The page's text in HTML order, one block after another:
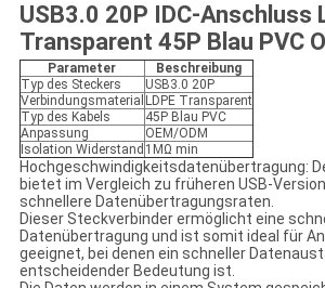
USB3.0 20P IDC-Anschluss
Transparent 45P Blau PVC
Parameter
Beschreibung
Typ des Steckers
USB3.0 20P
Verbindungsmaterial LDPE Transparent
Typ des Kabels
45P Blau PVC
Anpassung
OEM/ODM
Isolation Widerstand 1MΩ min
Hochgeschwindigkeitsdatenübertragung:
bietet im Vergleich zu früheren USB-
schnellere Datenübertragungsraten.
Dieser Steckverbinder ermöglicht eine
Datenübertragung und ist somit ideal für
geeignet, bei denen ein schneller
entscheidender Bedeutung ist.